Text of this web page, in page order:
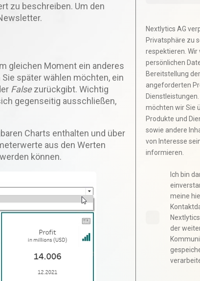
zu beschreiben. Um den
gleichen Moment ein anderes
später wählen möchten, ein
Falsezurückgibt. Wichtig
gegenseitig ausschließen,
Charts enthalten und über
aus den Werten
können.
Nextlytics AG
Privatsphäre zu
respektieren. Wir
persönlichen
Bereitstellung
angeforderten
möchten wir Sie
Produkte und
sowie andere
von Interesse
informieren.
Ich bin
meine
der